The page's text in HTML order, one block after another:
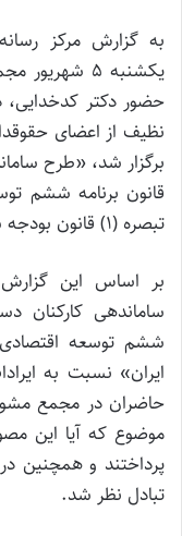
به گزارش مرکز
یکشنبه ۵
حضور دکتر کدخدایی،
نظیف از اعضای
قانون برنامه ششم
تبصره (۱) قانون بودجه سال ۱۴۰۲» بررسی شدند.
بر اساس این
ششم توسعه
ایران» نسبت به
حاضران در مجمع
موضوع که آیا این
پرداختند و همچنین
تبادل نظر شد.